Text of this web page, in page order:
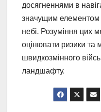
досягненнями в
значущим елементом
небі. Розуміння цих
оцінювати ризики та
швидкозмінного
ландшафту.